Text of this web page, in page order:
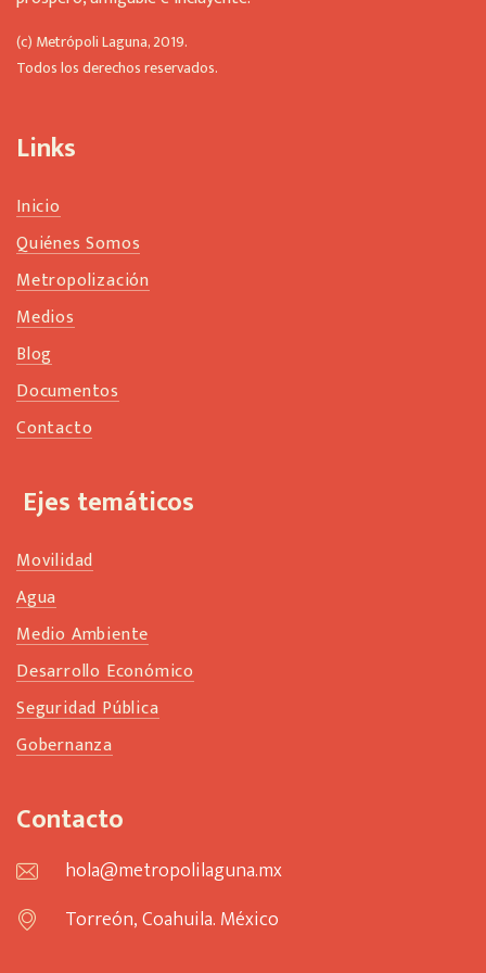
t
b
k
(c) Metrópoli Laguna, 2019.
Todos los derechos reservados.
Links
Inicio
Quiénes Somos
Metropolización
Medios
Blog
Documentos
Contacto
Ejes temáticos
Movilidad
Agua
Medio Ambiente
Desarrollo Económico
Seguridad Pública
Gobernanza
Contacto
hola@metropolilaguna.mx
Torreón, Coahuila. México